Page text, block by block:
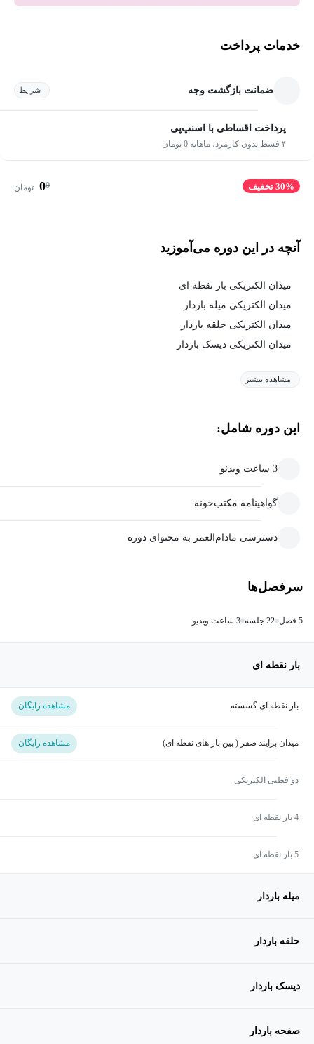
خدمات پرداخت
ضمانت بازگشت وجه شرایط
پرداخت اقساطی با اسنپ‌پی
۴ قسط بدون کارمزد، ماهانه 0 تومان
30% تخفیف 0
0 تومان
آنچه در این دوره می‌آموزید
میدان الکتریکی بار نقطه ای
میدان الکتریکی میله باردار
میدان الکتریکی حلقه باردار
میدان الکتریکی دیسک باردار
مشاهده بیشتر
این دوره شامل:
3 ساعت ویدئو
گواهینامه مکتب‌خونه
دسترسی مادام‌العمر به محتوای دوره
سرفصل‌ها
5 فصل 22 جلسه 3 ساعت ویدیو
بار نقطه ای
بار نقطه ای گسسته مشاهده رایگان
میدان برایند صفر ( بین بار های نقطه ای) مشاهده رایگان
دو قطبی الکتریکی
میله باردار
حلقه باردار
دیسک باردار
صفحه باردار